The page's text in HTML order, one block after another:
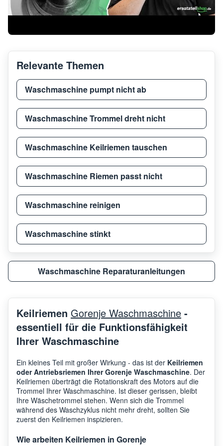
Relevante Themen
Waschmaschine pumpt nicht ab
Waschmaschine Trommel dreht nicht
Waschmaschine Keilriemen tauschen
Waschmaschine Riemen passt nicht
Waschmaschine reinigen
Waschmaschine stinkt
Waschmaschine Reparaturanleitungen
Keilriemen Gorenje Waschmaschine -
essentiell für die Funktionsfähigkeit
Ihrer Waschmaschine
Ein kleines Teil mit großer Wirkung - das ist der Keilriemen
oder Antriebsriemen Ihrer Gorenje Waschmaschine. Der
Keilriemen überträgt die Rotationskraft des Motors auf die
Trommel Ihrer Waschmaschine. Ist dieser gerissen, bleibt
Ihre Wäschetrommel stehen. Wenn sich die Trommel
während des Waschzyklus nicht mehr dreht, sollten Sie
zuerst den Keilriemen inspizieren.
Wie arbeiten Keilriemen in Gorenje